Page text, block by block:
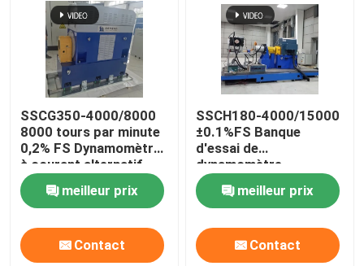
Dynamomètre de transmission
Dynamomètre à C.A.
Banc d'essai dynamique
Dispositif de mesure de consommation de carburant
Mètre de couple de Numérique
SSCG350-4000/8000
8000 tours par minute
0,2% FS Dynamomètre
à courant alternatif
utilisé pour le moteur à
grande vitesse d'une
voiture
meilleur prix
Contact
SSCH180-4000/15000
±0.1%FS Banque
d'essai de
dynamomètre
électrique à moteur AC
asynchrone à nouvelle
énergie à haute
précision
meilleur prix
Contact